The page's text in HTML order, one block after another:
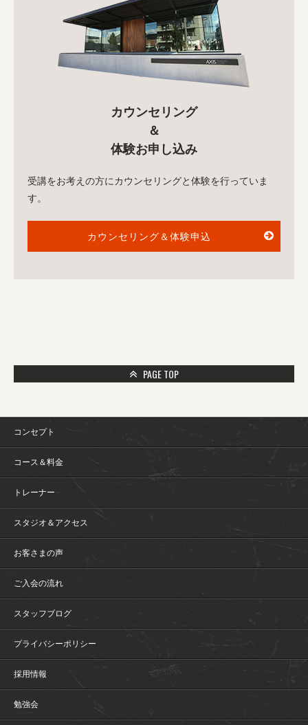
カウンセリング
＆
体験お申し込み
受講をお考えの方にカウンセリングと体験を行っていま
す。
カウンセリング＆体験申込
PAGE TOP
コンセプト
コース＆料金
トレーナー
スタジオ＆アクセス
お客さまの声
ご入会の流れ
スタッフブログ
プライバシーポリシー
採用情報
勉強会